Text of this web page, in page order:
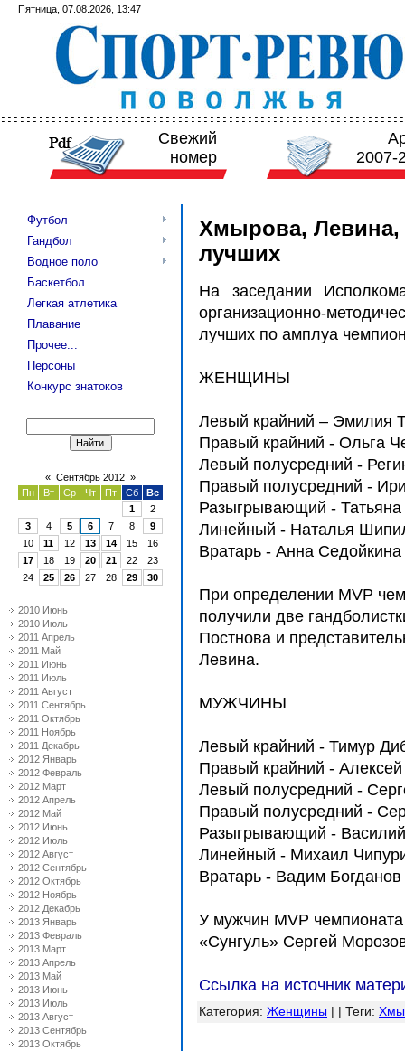
Пятница, 07.08.2026, 13:47
Свежий
номер
2007-
Футбол
Гандбол
Водное поло
Баскетбол
Легкая атлетика
Плавание
Прочее...
Персоны
Конкурс знатоков
« Сентябрь 2012 »
Пн
Вт Ср Чт Пт Сб
Вс
1
2
3
4 5 6 7 8
9
10
11 12 13 14 15
16
17
18 19 20 21 22
23
24
25 26 27 28 29 30
2010 Июнь
2010 Июль
2011 Апрель
2011 Май
2011 Июнь
2011 Июль
2011 Август
2011 Сентябрь
2011 Октябрь
2011 Ноябрь
2011 Декабрь
2012 Январь
2012 Февраль
2012 Март
2012 Апрель
2012 Май
2012 Июнь
2012 Июль
2012 Август
2012 Сентябрь
2012 Октябрь
2012 Ноябрь
2012 Декабрь
2013 Январь
2013 Февраль
2013 Март
2013 Апрель
2013 Май
2013 Июнь
2013 Июль
2013 Август
2013 Сентябрь
2013 Октябрь
Хмырова, Левина,
лучших
На заседании
организационно-
лучших по амплуа
ЖЕНЩИНЫ
Левый крайний – Эмилия
Правый крайний - Ольга
Левый полусредний -
Правый полусредний -
Разыгрывающий -
Линейный - Наталья
Вратарь - Анна Седойкина
При определении МVР
получили две
Постнова и
Левина.
МУЖЧИНЫ
Левый крайний - Тимур
Правый крайний -
Левый полусредний -
Правый полусредний -
Разыгрывающий -
Линейный - Михаил
Вратарь - Вадим Богданов
У мужчин МVР чемпионата
«Сунгуль» Сергей
Ссылка на источник
Категория: Женщины | | Теги: